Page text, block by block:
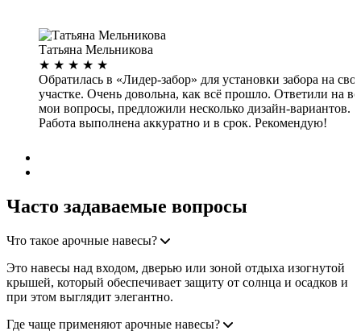
Татьяна Мельникова
★ ★ ★ ★ ★
Обратилась в «Лидер-забор» для установки забора на
участке. Очень довольна, как всё прошло. Ответили на
мои вопросы, предложили несколько дизайн-вариантов.
Работа выполнена аккуратно и в срок. Рекомендую!
Часто задаваемые вопросы
Что такое арочные навесы?
Это навесы над входом, дверью или зоной отдыха изогнутой
крышей, который обеспечивает защиту от солнца и осадков и
при этом выглядит элегантно.
Где чаще применяют арочные навесы?